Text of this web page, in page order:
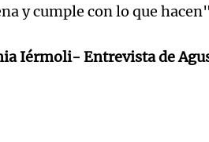
y cumple con lo que
Iérmoli- Entrevista de